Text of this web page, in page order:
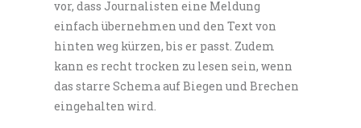
vor, dass Journalisten eine Meldung
einfach übernehmen und den Text von
hinten weg kürzen, bis er passt. Zudem
kann es recht trocken zu lesen sein, wenn
das starre Schema auf Biegen und Brechen
eingehalten wird.